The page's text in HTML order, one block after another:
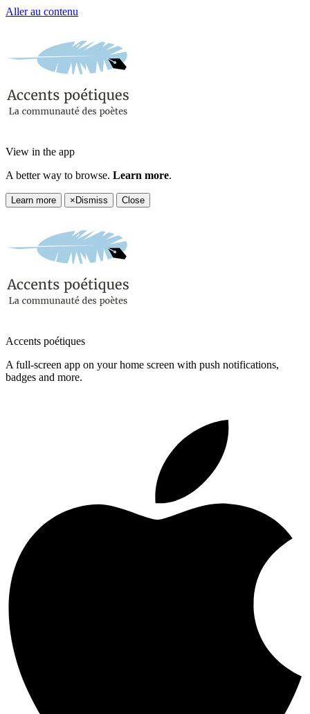
Aller au contenu
View in the app
A better way to browse. Learn more.
Learn more × Dismiss Close
Accents poétiques
A full-screen app on your home screen with push notifications,
badges and more.